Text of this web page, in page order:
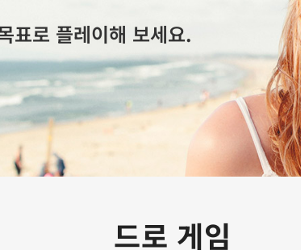
표로 플레이해 보세요.
드로 게임